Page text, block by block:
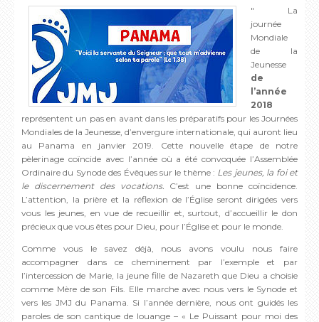
" La
journée
Mondiale
de la
Jeunesse
de
l’année
2018
représentent un pas en avant dans les préparatifs pour les Journées
Mondiales de la Jeunesse, d’envergure internationale, qui auront lieu
au Panama en janvier 2019. Cette nouvelle étape de notre
pèlerinage coïncide avec l’année où a été convoquée l’Assemblée
Ordinaire du Synode des Évêques sur le thème : Les jeunes, la foi et
le discernement des vocations. C’est une bonne coïncidence.
L’attention, la prière et la réflexion de l’Église seront dirigées vers
vous les jeunes, en vue de recueillir et, surtout, d’accueillir le don
précieux que vous êtes pour Dieu, pour l’Église et pour le monde.
Comme vous le savez déjà, nous avons voulu nous faire
accompagner dans ce cheminement par l’exemple et par
l’intercession de Marie, la jeune fille de Nazareth que Dieu a choisie
comme Mère de son Fils. Elle marche avec nous vers le Synode et
vers les JMJ du Panama. Si l’année dernière, nous ont guidés les
paroles de son cantique de louange – « Le Puissant pour moi des